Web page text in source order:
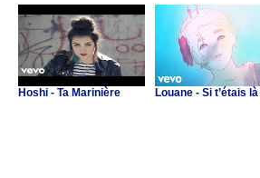
Hoshi - Ta Marinière Louane - Si t’étais là